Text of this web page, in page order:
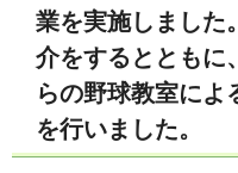
業を実施しました
介をするとともに
らの野球教室によ
を行いました。